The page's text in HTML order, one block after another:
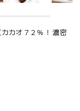
カカオ７２％！ 濃密